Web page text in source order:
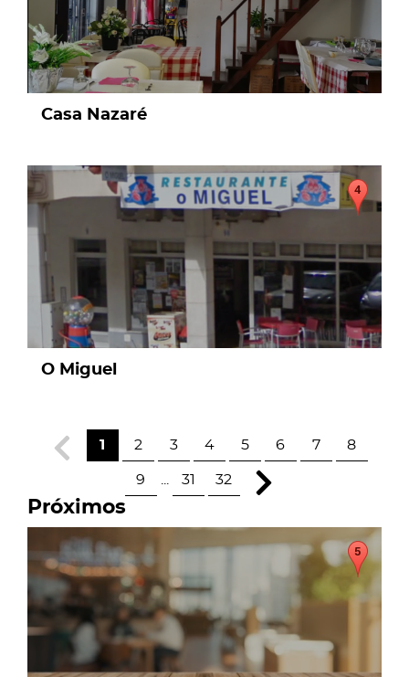
Casa Nazaré
page
O Miguel
1 2 3 4 5 6 7 8
9 31 32
Próximos
page